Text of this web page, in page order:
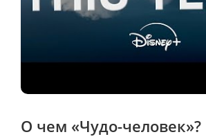
О чем «Чудо-человек»?